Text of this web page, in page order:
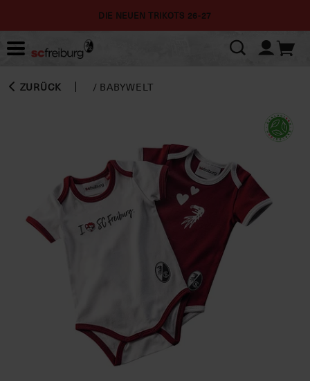
DIE NEUEN TRIKOTS 26-27
ZURÜCK / BABYWELT